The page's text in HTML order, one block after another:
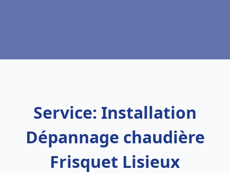
Service: Installation
Dépannage chaudière
Frisquet Lisieux